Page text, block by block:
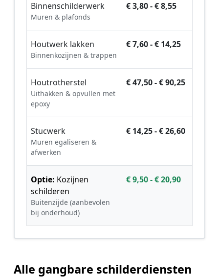
Binnenschilderwerk
Muren & plafonds
€ 3,80 - € 8,55
Houtwerk lakken
Binnenkozijnen & trappen
€ 7,60 - € 14,25
Houtrotherstel
Uithakken & opvullen met
epoxy
€ 47,50 - € 90,25
Stucwerk
Muren egaliseren &
afwerken
€ 14,25 - € 26,60
Optie: Kozijnen
schilderen
Buitenzijde (aanbevolen
bij onderhoud)
€ 9,50 - € 20,90
Alle gangbare schilderdiensten